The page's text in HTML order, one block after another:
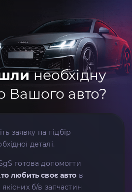
необхідну
Вашого авто?
заявку на підбір
деталі.
готова допомогти
любить своє авто в
б/в запчастин